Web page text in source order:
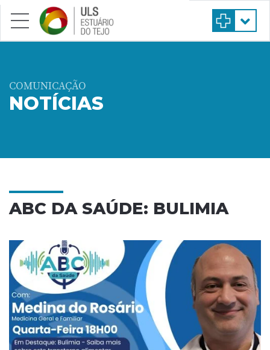
Saltar para conteúdo principal
COMUNICAÇÃO
NOTÍCIAS
ABC DA SAÚDE: BULIMIA